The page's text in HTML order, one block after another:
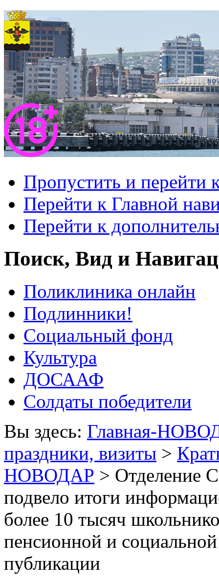
Пропустить и перейти
Перейти к Главной
Перейти к
Поиск, Вид и
Поликлиника онлайн
Подлинники!
Социальный фонд
Культура
ДОСААФ
Солдаты победители
Вы здесь: Главная-
праздники, визиты >
НОВОДАР > Отделение
подвело итоги
более 10 тысяч
пенсионной и
публикации